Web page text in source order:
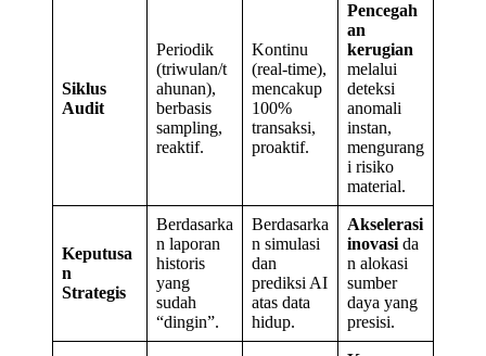
Siklus
Audit
Periodik
(triwulan/t
ahunan),
berbasis
sampling,
reaktif.
Kontinu
(real-time),
mencakup
100%
transaksi,
proaktif.
Pencegah
an
kerugian
melalui
deteksi
anomali
instan,
mengurang
i risiko
material.
Keputusa
n
Strategis
Berdasarka
n laporan
historis
yang
sudah
“dingin”.
Berdasarka
n simulasi
dan
prediksi AI
atas data
hidup.
Akselerasi
inovasi da
n alokasi
sumber
daya yang
presisi.